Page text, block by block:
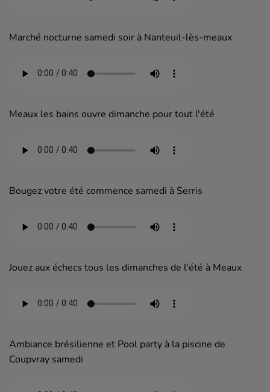
Marché nocturne samedi soir à Nanteuil-lès-meaux
Meaux les bains ouvre dimanche pour tout l'été
Bougez votre été commence samedi à Serris
Jouez aux échecs tous les dimanches de l'été à Meaux
Ambiance brésilienne et Pool party à la piscine de
Coupvray samedi